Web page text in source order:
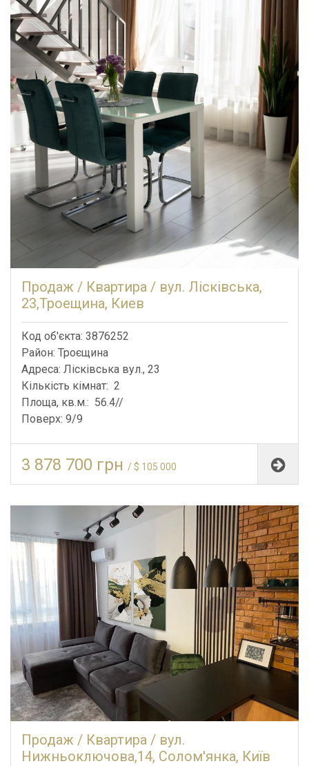
Продаж / Квартира / вул. Лісківська,
23,Троещина, Киев
Код об'єкта: 3876252
Район: Троєщина
Адреса: Лісківська вул., 23
Кількість кімнат: 2
Площа, кв.м.: 56.4//
Поверх: 9/9
3 878 700 грн / $ 105 000
Продаж / Квартира / вул.
Нижньоключова,14, Солом'янка, Київ